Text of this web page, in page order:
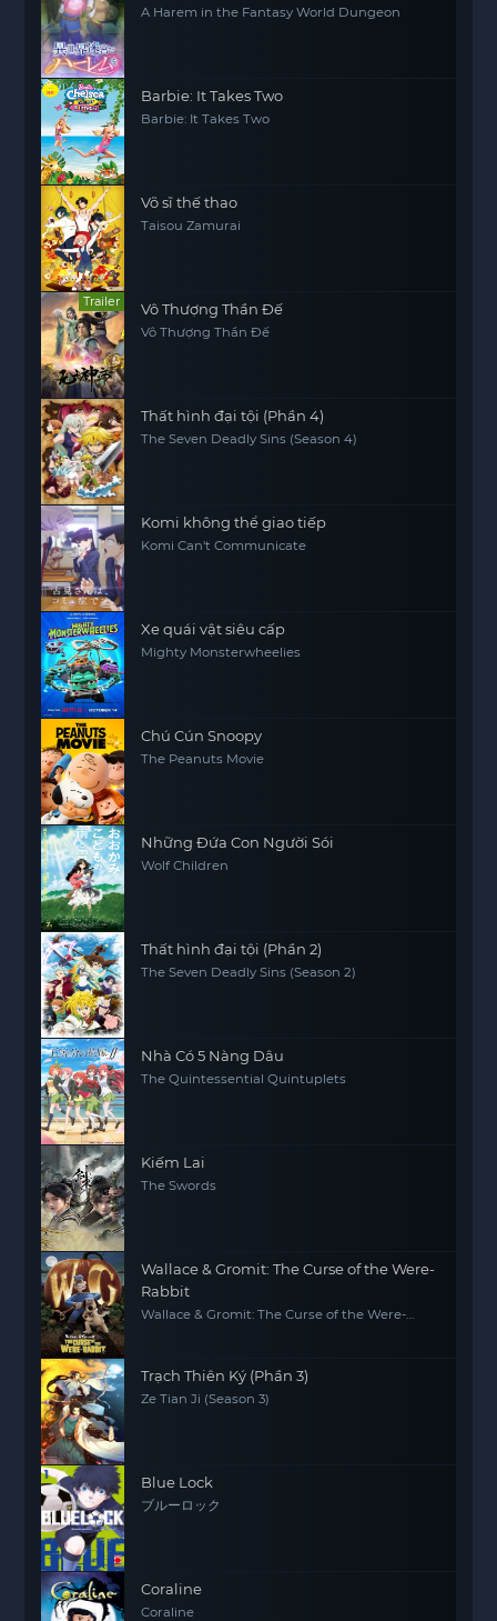
A Harem in the Fantasy World Dungeon
Barbie: It Takes Two
Barbie: It Takes Two
Võ sĩ thế thao
Taisou Zamurai
Trailer Vô Thượng Thần Đế
Vô Thượng Thần Đế
Thất hình đại tội (Phần 4)
The Seven Deadly Sins (Season 4)
Komi không thể giao tiếp
Komi Can't Communicate
Xe quái vật siêu cấp
Mighty Monsterwheelies
Chú Cún Snoopy
The Peanuts Movie
Những Đứa Con Người Sói
Wolf Children
Thất hình đại tội (Phần 2)
The Seven Deadly Sins (Season 2)
Nhà Có 5 Nàng Dâu
The Quintessential Quintuplets
Kiếm Lai
The Swords
Wallace & Gromit: The Curse of the Were-
Rabbit
Wallace & Gromit: The Curse of the Were-
Trạch Thiên Ký (Phần 3)
Ze Tian Ji (Season 3)
Blue Lock
ブルーロック
Coraline
Coraline